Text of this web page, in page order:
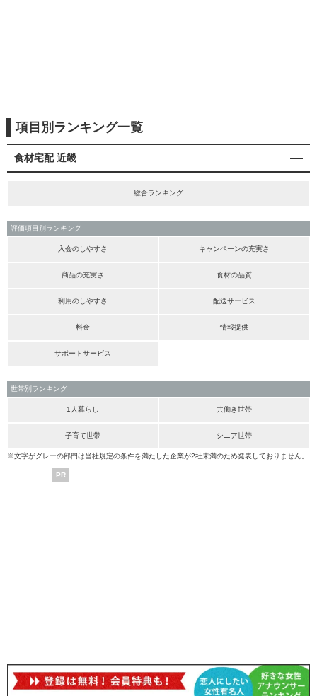
項目別ランキング一覧
食材宅配 近畿
総合ランキング
評価項目別ランキング
入会のしやすさ キャンペーンの充実さ
商品の充実さ 食材の品質
利用のしやすさ 配送サービス
料金 情報提供
サポートサービス
世帯別ランキング
1人暮らし 共働き世帯
子育て世帯 シニア世帯
※文字がグレーの部門は当社規定の条件を満たした企業が2社未満のため発表しておりません。
PR